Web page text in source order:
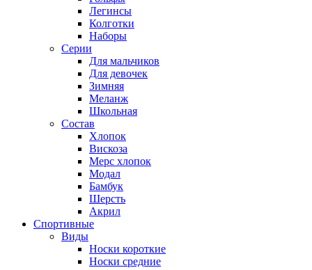
Легинсы
Колготки
Наборы
Серии
Для мальчиков
Для девочек
Зимняя
Меланж
Школьная
Состав
Хлопок
Вискоза
Мерс хлопок
Модал
Бамбук
Шерсть
Акрил
Спортивные
Виды
Носки короткие
Носки средние